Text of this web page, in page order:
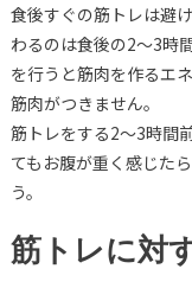
食後すぐの筋トレは避
わるのは食後の2～3時
を行うと筋肉を作るエ
筋肉がつきません。
筋トレをする2～3時間
てもお腹が重く感じた
う。
筋トレに対